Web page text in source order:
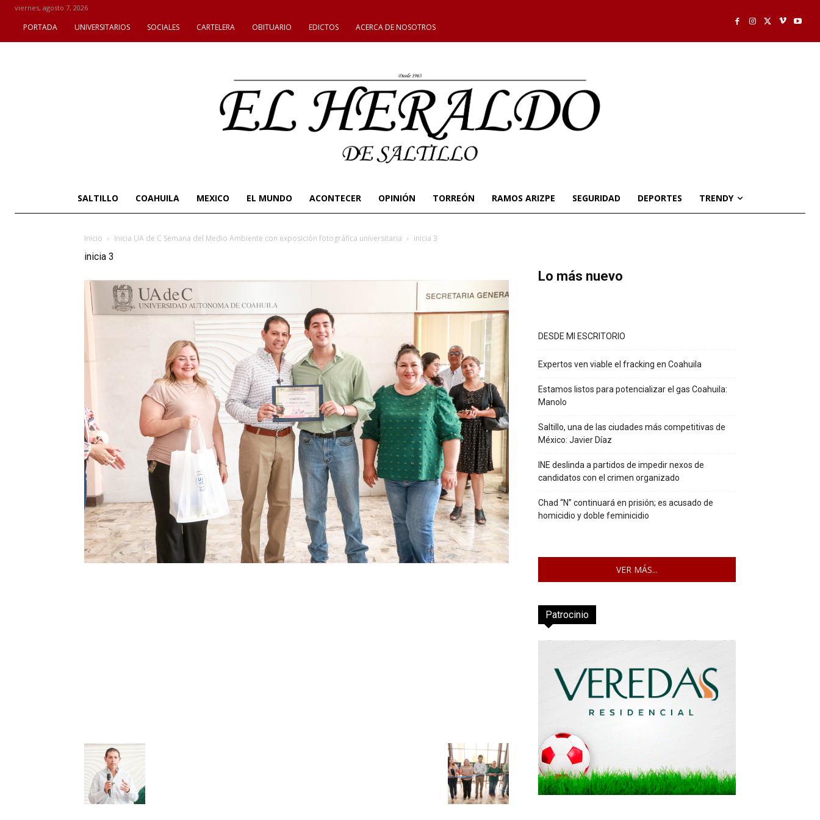
viernes, agosto 7, 2026
PORTADA UNIVERSITARIOS SOCIALES CARTELERA OBITUARIO EDICTOS ACERCA DE NOSOTROS
SALTILLO COAHUILA MEXICO EL MUNDO ACONTECER OPINIÓN TORREÓN RAMOS ARIZPE SEGURIDAD DEPORTES TRENDY
Inicio Inicia UA de C Semana del Medio Ambiente con exposición fotográfica universitaria inicia 3
inicia 3
Lo más nuevo
DESDE MI ESCRITORIO
Expertos ven viable el fracking en Coahuila
Estamos listos para potencializar el gas Coahuila:
Manolo
Saltillo, una de las ciudades más competitivas de
México: Javier Díaz
INE deslinda a partidos de impedir nexos de
candidatos con el crimen organizado
Chad “N” continuará en prisión; es acusado de
homicidio y doble feminicidio
VER MÁS...
Patrocinio